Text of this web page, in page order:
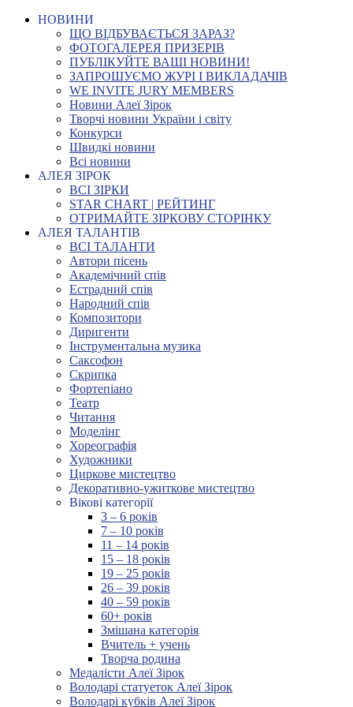
НОВИНИ
ЩО ВІДБУВАЄТЬСЯ ЗАРАЗ?
ФОТОГАЛЕРЕЯ ПРИЗЕРІВ
ПУБЛІКУЙТЕ ВАШІ НОВИНИ!
ЗАПРОШУЄМО ЖУРІ І ВИКЛАДАЧІВ
WE INVITE JURY MEMBERS
Новини Алеї Зірок
Творчі новини України і світу
Конкурси
Швидкі новини
Всі новини
АЛЕЯ ЗІРОК
ВСІ ЗІРКИ
STAR CHART | РЕЙТИНГ
ОТРИМАЙТЕ ЗІРКОВУ СТОРІНКУ
АЛЕЯ ТАЛАНТІВ
ВСІ ТАЛАНТИ
Автори пісень
Академічний спів
Естрадний спів
Народний спів
Композитори
Диригенти
Інструментальна музика
Саксофон
Скрипка
Фортепіано
Театр
Читання
Моделінг
Хореографія
Художники
Циркове мистецтво
Декоративно-ужиткове мистецтво
Вікові категорії
3 – 6 років
7 – 10 років
11 – 14 років
15 – 18 років
19 – 25 років
26 – 39 років
40 – 59 років
60+ років
Змішана категорія
Вчитель + учень
Творча родина
Медалісти Алеї Зірок
Володарі статуеток Алеї Зірок
Володарі кубків Алеї Зірок